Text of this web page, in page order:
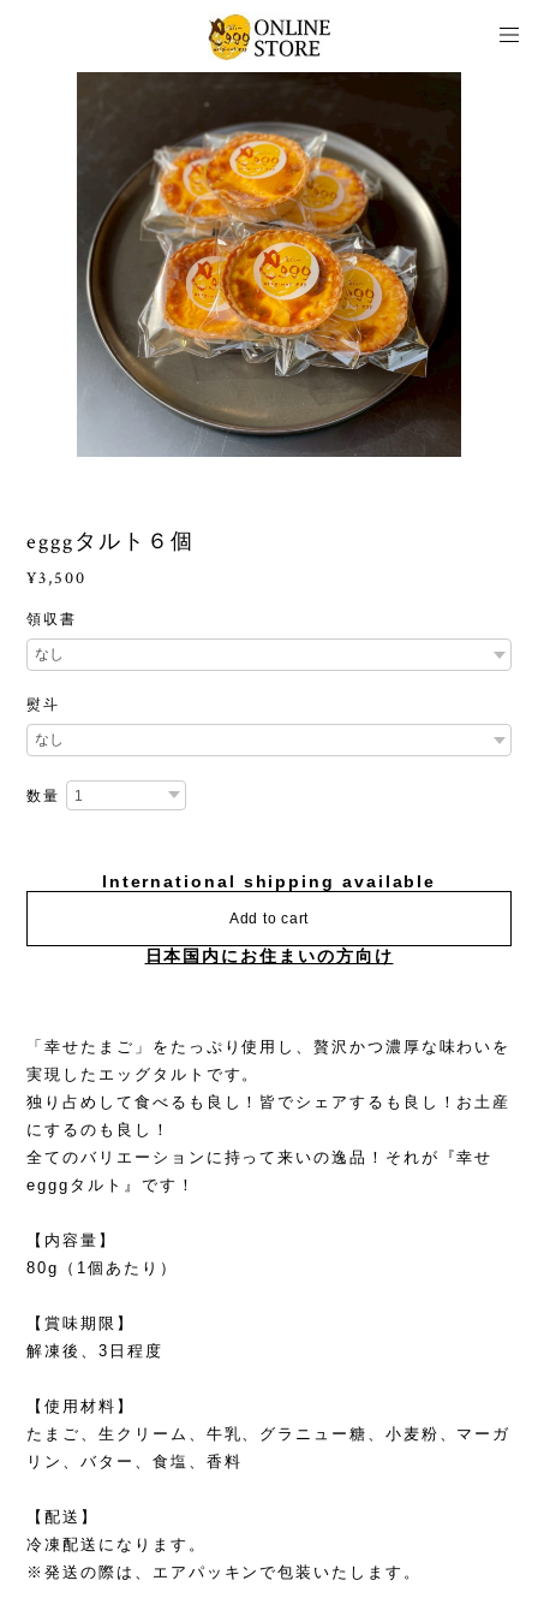
egggタルト６個
¥3,500
領収書
熨斗
数量
International shipping available
Add to cart
日本国内にお住まいの方向け
「幸せたまご」をたっぷり使用し、贅沢かつ濃厚な味わいを
実現したエッグタルトです。
独り占めして食べるも良し！皆でシェアするも良し！お土産
にするのも良し！
全てのバリエーションに持って来いの逸品！それが『幸せ
egggタルト』です！
【内容量】
80g（1個あたり）
【賞味期限】
解凍後、3日程度
【使用材料】
たまご、生クリーム、牛乳、グラニュー糖、小麦粉、マーガ
リン、バター、食塩、香料
【配送】
冷凍配送になります。
※発送の際は、エアパッキンで包装いたします。